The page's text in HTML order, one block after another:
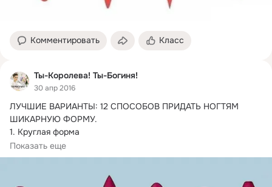
Комментировать Класс
Ты-Королева! Ты-Богиня!
30 апр 2016
ЛУЧШИЕ ВАРИАНТЫ: 12 СПОСОБОВ ПРИДАТЬ НОГТЯМ
ШИКАРНУЮ ФОРМУ.
1. Круглая форма
Отлично смотрится на коротких ногтях! Подходит всем, у...
Показать еще